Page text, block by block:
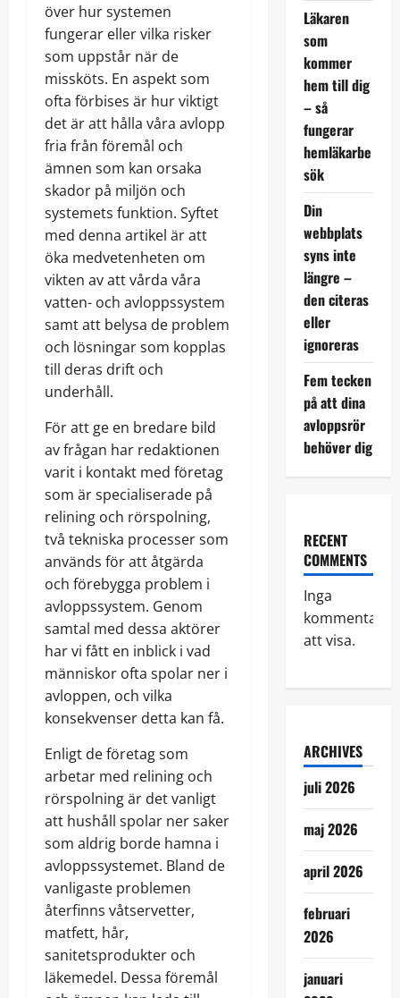
över hur systemen
fungerar eller vilka risker
som uppstår när de
missköts. En aspekt som
ofta förbises är hur viktigt
det är att hålla våra avlopp
fria från föremål och
ämnen som kan orsaka
skador på miljön och
systemets funktion. Syftet
med denna artikel är att
öka medvetenheten om
vikten av att vårda våra
vatten- och avloppssystem
samt att belysa de problem
och lösningar som kopplas
till deras drift och
underhåll.
För att ge en bredare bild
av frågan har redaktionen
varit i kontakt med företag
som är specialiserade på
relining och rörspolning,
två tekniska processer som
används för att åtgärda
och förebygga problem i
avloppssystem. Genom
samtal med dessa aktörer
har vi fått en inblick i vad
människor ofta spolar ner i
avloppen, och vilka
konsekvenser detta kan få.
Enligt de företag som
arbetar med relining och
rörspolning är det vanligt
att hushåll spolar ner saker
som aldrig borde hamna i
avloppssystemet. Bland de
vanligaste problemen
återfinns våtservetter,
matfett, hår,
sanitetsprodukter och
läkemedel. Dessa föremål
Läkaren
som
kommer
hem till dig
– så
fungerar
hemläkarbe
sök
Din
webbplats
syns inte
längre –
den citeras
eller
ignoreras
Fem tecken
på att dina
avloppsrör
behöver dig
RECENT
COMMENTS
Inga
kommentarer
att visa.
ARCHIVES
juli 2026
maj 2026
april 2026
februari
2026
januari